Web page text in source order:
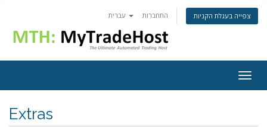
התחברות צפייה בעגלת הקניות
Extras